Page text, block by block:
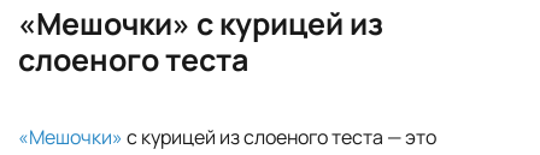
«Мешочки» с курицей из
слоеного теста
«Мешочки» с курицей из слоеного теста — это